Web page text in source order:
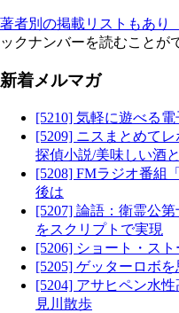
著者別の掲載リストもあり
ックナンバーを読むことが
新着メルマガ
[5210] 気軽に遊べる
[5209] ニスまとめて
探偵小説/美味しい酒
[5208] FMラジオ番組
後は
[5207] 論語：衛霊公
をスクリプトで実現
[5206] ショート・ス
[5205] ゲッターロボ
[5204] アサヒペン水
見川散歩